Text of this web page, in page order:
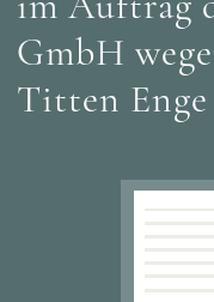
GmbH
Titten Enge